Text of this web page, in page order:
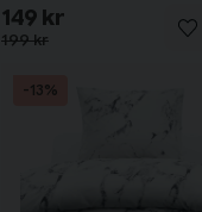
199 kr
149 kr
-13%